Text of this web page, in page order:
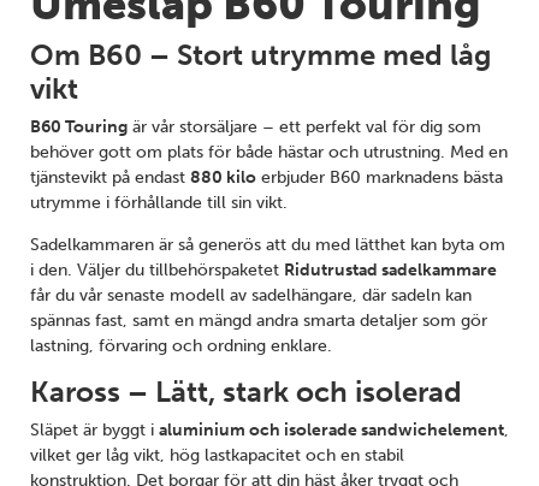
Om B60 – Stort utrymme med låg
vikt
B60 Touring är vår storsäljare – ett perfekt val för dig som
behöver gott om plats för både hästar och utrustning. Med en
tjänstevikt på endast 880 kilo erbjuder B60 marknadens bästa
utrymme i förhållande till sin vikt.
Sadelkammaren är så generös att du med lätthet kan byta om
i den. Väljer du tillbehörspaketet Ridutrustad sadelkammare
får du vår senaste modell av sadelhängare, där sadeln kan
spännas fast, samt en mängd andra smarta detaljer som gör
lastning, förvaring och ordning enklare.
Kaross – Lätt, stark och isolerad
Släpet är byggt i aluminium och isolerade sandwichelement,
vilket ger låg vikt, hög lastkapacitet och en stabil
konstruktion. Det borgar för att din häst åker tryggt och